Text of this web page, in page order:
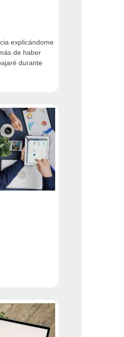
explicándome
de haber
durante